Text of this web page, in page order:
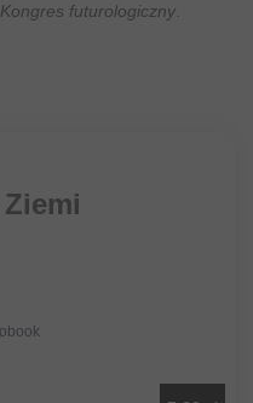
Kongres futurologiczny